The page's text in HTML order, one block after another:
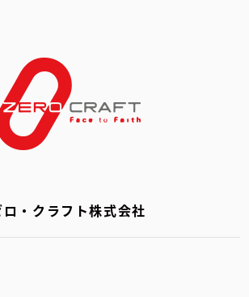
ロ・クラフト株式会社